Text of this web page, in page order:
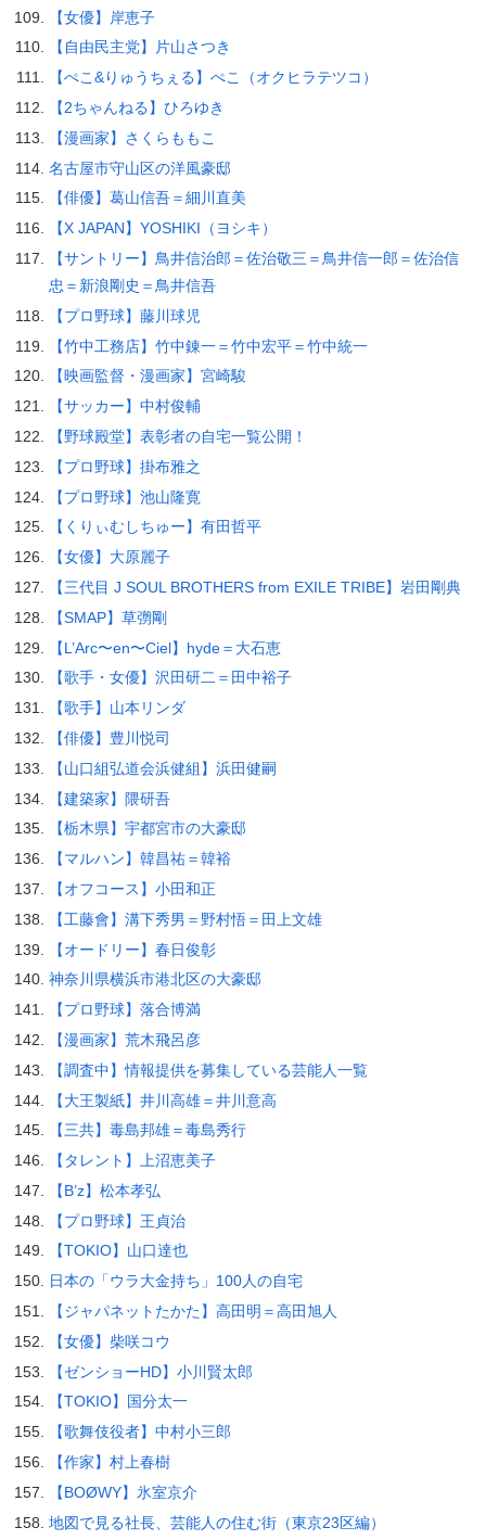
【女優】岸恵子
【自由民主党】片山さつき
【ぺこ&りゅうちぇる】ぺこ（オクヒラテツコ）
【2ちゃんねる】ひろゆき
【漫画家】さくらももこ
名古屋市守山区の洋風豪邸
【俳優】葛山信吾＝細川直美
【X JAPAN】YOSHIKI（ヨシキ）
【サントリー】鳥井信治郎＝佐治敬三＝鳥井信一郎＝佐治信
忠＝新浪剛史＝鳥井信吾
【プロ野球】藤川球児
【竹中工務店】竹中錬一＝竹中宏平＝竹中統一
【映画監督・漫画家】宮崎駿
【サッカー】中村俊輔
【野球殿堂】表彰者の自宅一覧公開！
【プロ野球】掛布雅之
【プロ野球】池山隆寛
【くりぃむしちゅー】有田哲平
【女優】大原麗子
【三代目 J SOUL BROTHERS from EXILE TRIBE】岩田剛典
【SMAP】草彅剛
【L’Arc〜en〜Ciel】hyde＝大石恵
【歌手・女優】沢田研二＝田中裕子
【歌手】山本リンダ
【俳優】豊川悦司
【山口組弘道会浜健組】浜田健嗣
【建築家】隈研吾
【栃木県】宇都宮市の大豪邸
【マルハン】韓昌祐＝韓裕
【オフコース】小田和正
【工藤會】溝下秀男＝野村悟＝田上文雄
【オードリー】春日俊彰
神奈川県横浜市港北区の大豪邸
【プロ野球】落合博満
【漫画家】荒木飛呂彦
【調査中】情報提供を募集している芸能人一覧
【大王製紙】井川高雄＝井川意高
【三共】毒島邦雄＝毒島秀行
【タレント】上沼恵美子
【B’z】松本孝弘
【プロ野球】王貞治
【TOKIO】山口達也
日本の「ウラ大金持ち」100人の自宅
【ジャパネットたかた】高田明＝高田旭人
【女優】柴咲コウ
【ゼンショーHD】小川賢太郎
【TOKIO】国分太一
【歌舞伎役者】中村小三郎
【作家】村上春樹
【BOØWY】氷室京介
地図で見る社長、芸能人の住む街（東京23区編）